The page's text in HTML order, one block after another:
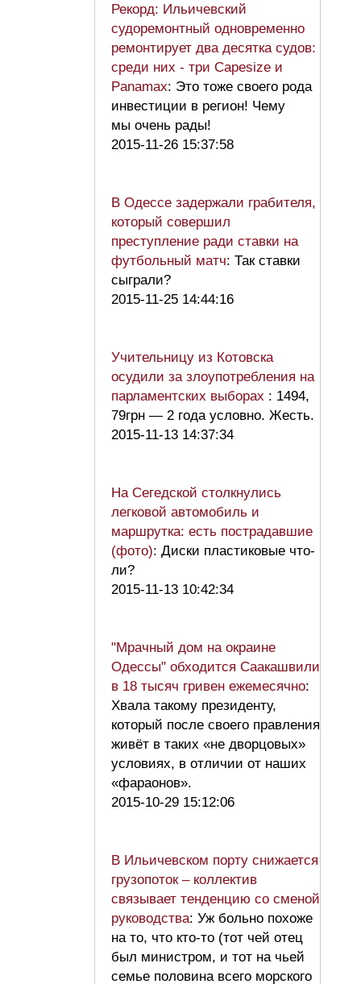
Рекорд: Ильичевский
судоремонтный одновременно
ремонтирует два десятка судов:
среди них - три Сapesize и
Panamax: Это тоже своего рода
инвестиции в регион! Чему
мы очень рады!
2015-11-26 15:37:58
В Одессе задержали грабителя,
который совершил
преступление ради ставки на
футбольный матч: Так ставки
сыграли?
2015-11-25 14:44:16
Учительницу из Котовска
осудили за злоупотребления на
парламентских выборах : 1494,
79грн — 2 года условно. Жесть.
2015-11-13 14:37:34
На Cегедской столкнулись
легковой автомобиль и
маршрутка: есть пострадавшие
(фото): Диски пластиковые что-
ли?
2015-11-13 10:42:34
"Мрачный дом на окраине
Одессы" обходится Саакашвили
в 18 тысяч гривен ежемесячно:
Хвала такому президенту,
который после своего правления
живёт в таких «не дворцовых»
условиях, в отличии от наших
«фараонов».
2015-10-29 15:12:06
В Ильичевском порту снижается
грузопоток – коллектив
связывает тенденцию со сменой
руководства: Уж больно похоже
на то, что кто-то (тот чей отец
был министром, и тот на чьей
семье половина всего морского